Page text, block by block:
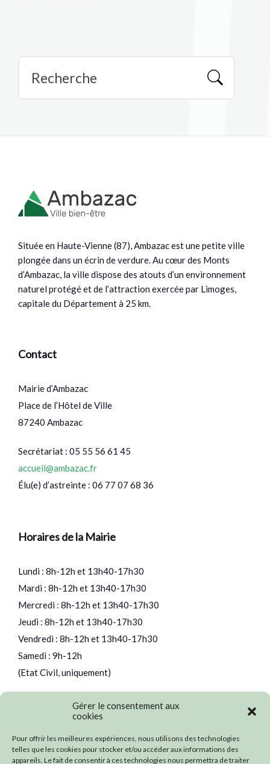
Gérer le consentement aux
cookies
Pour offrir les meilleures expériences, nous utilisons des technologies
telles que les cookies pour stocker et/ou accéder aux informations des
appareils. Le fait de consentir à ces technologies nous permettra de traiter
Située en Haute-Vienne (87), Ambazac est une petite ville
plongée dans un écrin de verdure. Au cœur des Monts
d’Ambazac, la ville dispose des atouts d’un environnement
naturel protégé et de l’attraction exercée par Limoges,
capitale du Département à 25 km.
Contact
Mairie d’Ambazac
Place de l’Hôtel de Ville
87240 Ambazac
Secrétariat : 05 55 56 61 45
accueil@ambazac.fr
Élu(e) d’astreinte : 06 77 07 68 36
Horaires de la Mairie
Lundi : 8h-12h et 13h40-17h30
Mardi : 8h-12h et 13h40-17h30
Mercredi : 8h-12h et 13h40-17h30
Jeudi : 8h-12h et 13h40-17h30
Vendredi : 8h-12h et 13h40-17h30
Samedi : 9h-12h
(Etat Civil, uniquement)